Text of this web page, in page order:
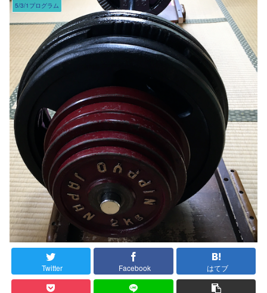
5/3/1プログラム
Twitter Facebook はてブ